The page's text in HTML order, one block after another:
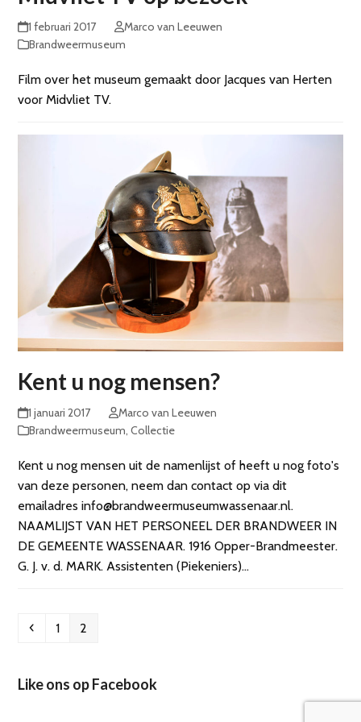
1 februari 2017
Marco van Leeuwen
Brandweermuseum
Film over het museum gemaakt door Jacques van Herten
voor Midvliet TV.
Kent u nog mensen?
1 januari 2017
Marco van Leeuwen
Brandweermuseum,Collectie
Kent u nog mensen uit de namenlijst of heeft u nog foto's
van deze personen, neem dan contact op via dit
emailadres info@brandweermuseumwassenaar.nl.
NAAMLIJST VAN HET PERSONEEL DER BRANDWEER IN
DE GEMEENTE WASSENAAR. 1916 Opper-Brandmeester.
G. J. v. d. MARK. Assistenten (Piekeniers)…
Previous
Page
1 Page
2
Like ons op Facebook